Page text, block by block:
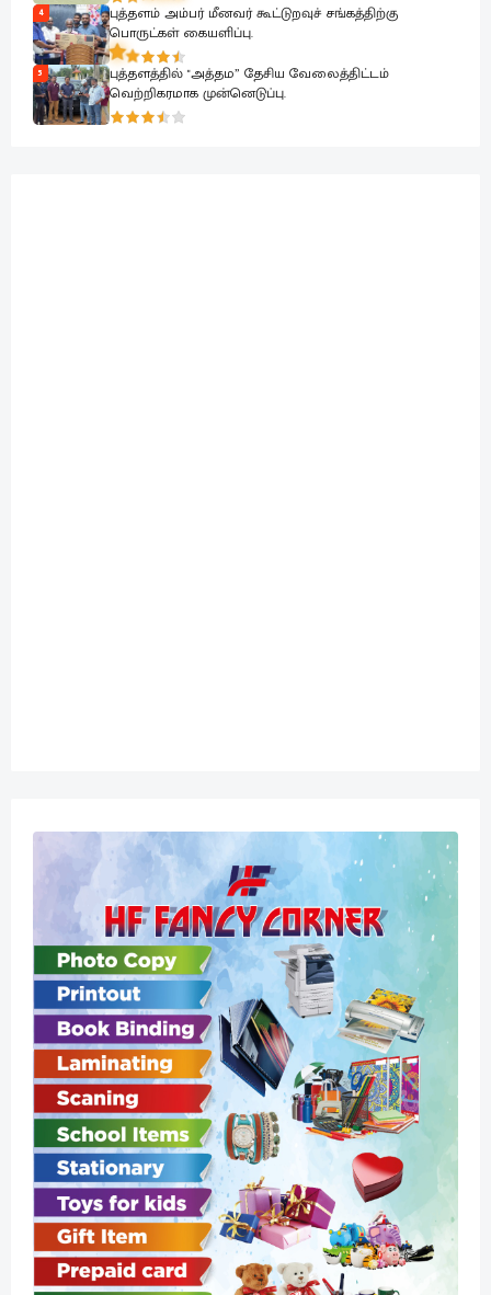
4
புத்தளம் அம்பர் மீனவர் கூட்டுறவுச் சங்கத்திற்கு
பொருட்கள் கையளிப்பு.
5
புத்தளத்தில் "அத்தம” தேசிய வேலைத்திட்டம்
வெற்றிகரமாக முன்னெடுப்பு.